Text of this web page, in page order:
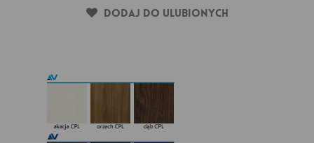
Dodaj do ulubionych